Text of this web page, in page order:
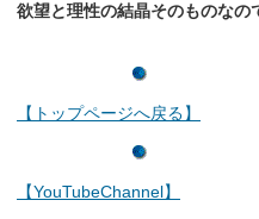
欲望と理性の結晶そのものなの
【トップページへ戻る】
【YouTubeChannel】